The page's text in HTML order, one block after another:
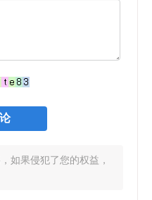
如果侵犯了您的权益，